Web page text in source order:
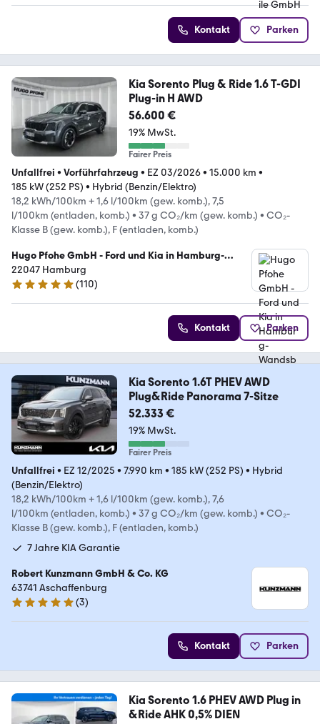
Kontakt Parken
Kia Sorento Plug & Ride 1.6 T-GDI
Plug-in H AWD
56.600 €
19% MwSt.
Fairer Preis
Unfallfrei • Vorführfahrzeug • EZ 03/2026• 15.000 km •
185 kW (252 PS) • Hybrid (Benzin/Elektro)
18,2 kWh/100km + 1,6 l/100km (gew. komb.), 7,5
l/100km (entladen, komb.) • 37 g CO₂/km (gew. komb.) • CO₂-
Klasse B (gew. komb.), F (entladen, komb.)
Hugo Pfohe GmbH - Ford und Kia in Hamburg-
Wandsbek
22047 Hamburg
4.8 Sterne
(110)
Kontakt Parken
Kia Sorento 1.6T PHEV AWD
Plug&Ride Panorama 7-Sitze
52.333 €
19% MwSt.
Fairer Preis
Unfallfrei • EZ 12/2025 • 7.990 km • 185 kW (252 PS) • Hybrid
(Benzin/Elektro)
18,2 kWh/100km + 1,6 l/100km (gew. komb.), 7,6
l/100km (entladen, komb.) • 37 g CO₂/km (gew. komb.) • CO₂-
Klasse B (gew. komb.), F (entladen, komb.)
7 Jahre KIA Garantie
Robert Kunzmann GmbH & Co. KG
63741 Aschaffenburg
5 Sterne
(3)
Kontakt Parken
Kia Sorento 1.6 PHEV AWD Plug in
&Ride AHK 0,5% DIEN